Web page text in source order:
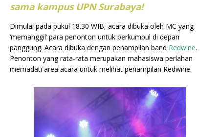
sama kampus UPN Surabaya!
Dimulai pada pukul 18.30 WIB, acara dibuka oleh MC yang
‘memanggil’ para penonton untuk berkumpul di depan
panggung. Acara dibuka dengan penampilan band Redwine.
Penonton yang rata-rata merupakan mahasiswa perlahan
memadati area acara untuk melihat penampilan Redwine.